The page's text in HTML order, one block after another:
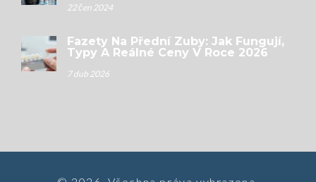
22 čen 2024
Fazety Na Přední Zuby: Jak Fungují,
Typy A Reálné Ceny V Roce 2026
7 dub 2026